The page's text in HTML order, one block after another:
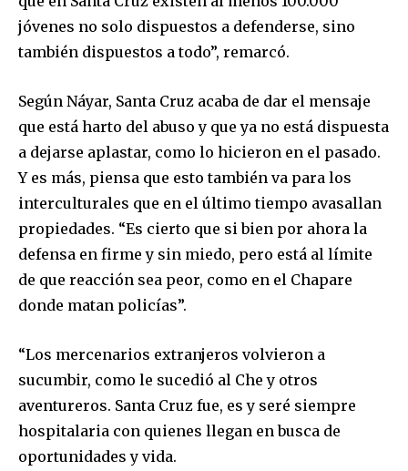
jóvenes no solo dispuestos a defenderse, sino
también dispuestos a todo”, remarcó.
Según Náyar, Santa Cruz acaba de dar el mensaje
que está harto del abuso y que ya no está dispuesta
a dejarse aplastar, como lo hicieron en el pasado.
Y es más, piensa que esto también va para los
interculturales que en el último tiempo avasallan
propiedades. “Es cierto que si bien por ahora la
defensa en firme y sin miedo, pero está al límite
de que reacción sea peor, como en el Chapare
donde matan policías”.
“Los mercenarios extranjeros volvieron a
sucumbir, como le sucedió al Che y otros
aventureros. Santa Cruz fue, es y seré siempre
hospitalaria con quienes llegan en busca de
oportunidades y vida.